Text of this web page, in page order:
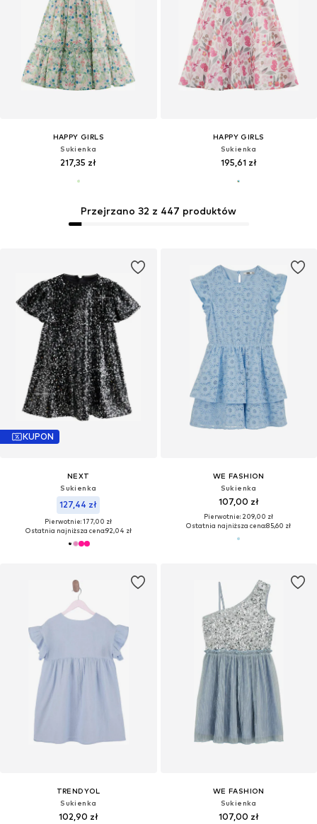
HAPPY GIRLS
Sukienka
217,35 zł
HAPPY GIRLS
Sukienka
195,61 zł
KUPON
NEXT
Sukienka
127,44 zł
Pierwotnie: 177,00 zł
Ostatnia najniższa cena:92,04 zł
Przejrzano 32 z 447 produktów
WE FASHION
Sukienka
107,00 zł
Pierwotnie: 209,00 zł
Ostatnia najniższa cena:85,60 zł
TRENDYOL
Sukienka
102,90 zł
WE FASHION
Sukienka
107,00 zł